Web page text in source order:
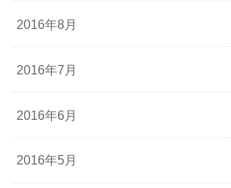
2016年8月
2016年7月
2016年6月
2016年5月